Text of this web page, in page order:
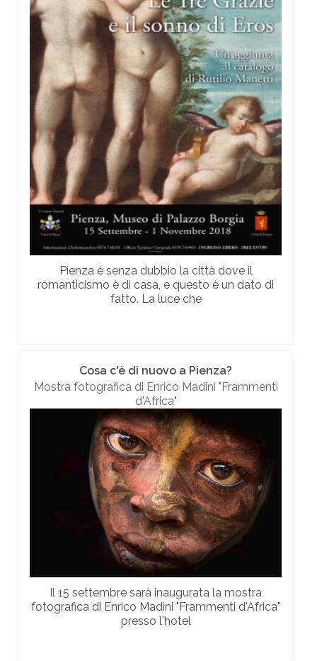
Pienza è senza dubbio la città dove il
romanticismo è di casa, e questo è un dato di
fatto. La luce che
Cosa c'è di nuovo a Pienza?
Mostra fotografica di Enrico Madini "Frammenti
d'Africa"
Il 15 settembre sarà inaugurata la mostra
fotografica di Enrico Madini "Frammenti d'Africa"
presso l'hotel